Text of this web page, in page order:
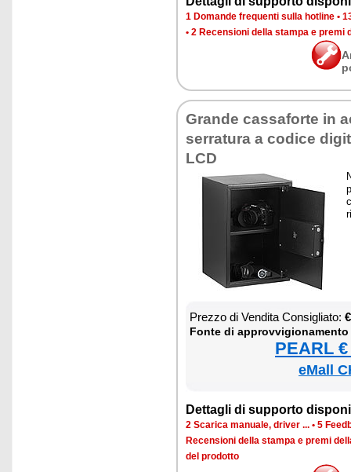
1 Do­man­de fre­quen­ti sul­la ho­tli­ne •
• 2 Re­cen­sio­ni del­la stam­pa e pre­mi
Gran­de cas­sa­for­te in
ser­ra­tu­ra a co­di­ce
LCD
Prez­zo di Ven­di­ta Con­si­glia­to:
Fon­te di ap­prov­vi­gio­na­men­to
PEARL
eMall
Det­ta­gli di sup­por­to
2 Sca­ri­ca ma­nua­le, dri­ver ... • 5
Re­cen­sio­ni del­la stam­pa e pre­mi
del pro­dot­to